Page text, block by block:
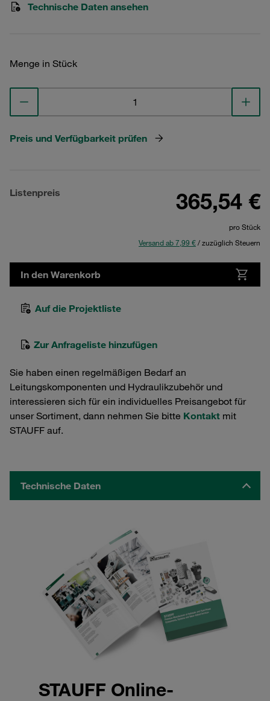
Technische Daten ansehen
Menge in Stück
Preis und Verfügbarkeit prüfen
Listenpreis 365,54 €
pro Stück
Versand ab 7,99 €/ zuzüglich Steuern
In den Warenkorb
Auf die Projektliste
Zur Anfrageliste hinzufügen
Sie haben einen regelmäßigen Bedarf an
Leitungskomponenten und Hydraulikzubehör und
interessieren sich für ein individuelles Preisangebot für
unser Sortiment, dann nehmen Sie bitte Kontakt mit
STAUFF auf.
Technische Daten
STAUFF Online-